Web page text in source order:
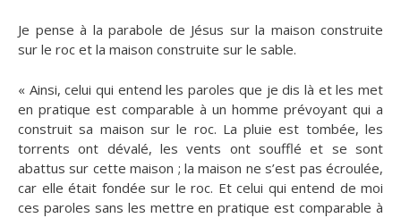
Je pense à la parabole de Jésus sur la maison construite
sur le roc et la maison construite sur le sable.
« Ainsi, celui qui entend les paroles que je dis là et les met
en pratique est comparable à un homme prévoyant qui a
construit sa maison sur le roc. La pluie est tombée, les
torrents ont dévalé, les vents ont soufflé et se sont
abattus sur cette maison ; la maison ne s’est pas écroulée,
car elle était fondée sur le roc. Et celui qui entend de moi
ces paroles sans les mettre en pratique est comparable à